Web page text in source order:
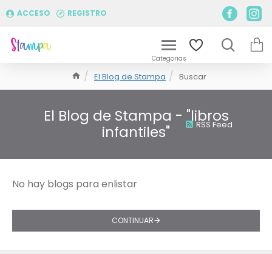
ACCESO REGISTRO
El Blog de Stampa Buscar
El Blog de Stampa - "libros
infantiles"
RSS Feed
No hay blogs para enlistar
CONTINUAR